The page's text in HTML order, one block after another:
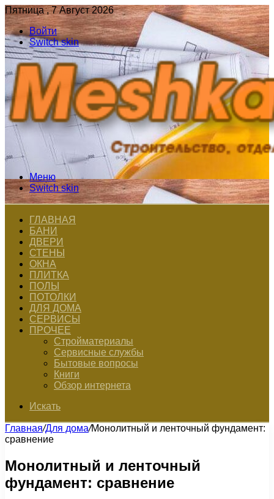
Пятница , 7 Август 2026
Войти
Switch skin
Меню
Switch skin
ГЛАВНАЯ
БАНИ
ДВЕРИ
СТЕНЫ
ОКНА
ПЛИТКА
ПОЛЫ
ПОТОЛКИ
ДЛЯ ДОМА
СЕРВИСЫ
ПРОЧЕЕ
Стройматериалы
Сервисные службы
Бытовые вопросы
Книги
Обзор интернета
Искать
Главная/Для дома/Монолитный и ленточный фундамент:
сравнение
Монолитный и ленточный
фундамент: сравнение